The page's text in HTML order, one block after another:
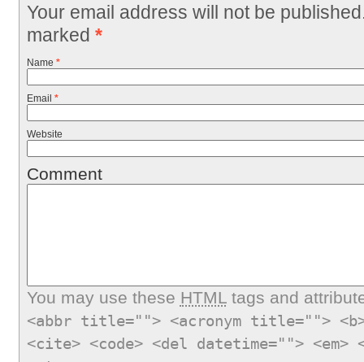
Your email address will not be
marked *
Name *
Email *
Website
Comment
You may use these HTMLtags and
<abbr title=""> <acronym title="">
<cite> <code> <del datetime="">